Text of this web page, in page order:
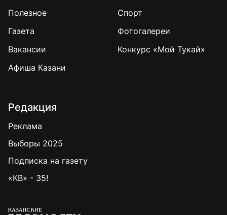
Полезное
Спорт
Газета
Фотогалереи
Вакансии
Конкурс «Мой Тукай»
Афиша Казани
Редакция
Реклама
Выборы 2025
Подписка на газету
«КВ» - 35!